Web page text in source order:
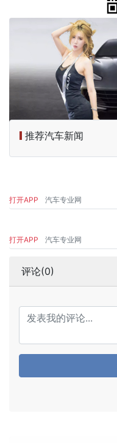
推荐汽车新闻
打开APP 汽车专业网
打开APP 汽车专业网
评论(0)